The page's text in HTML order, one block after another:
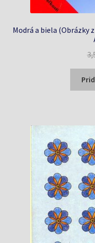
Modrá a biela (Obrázky